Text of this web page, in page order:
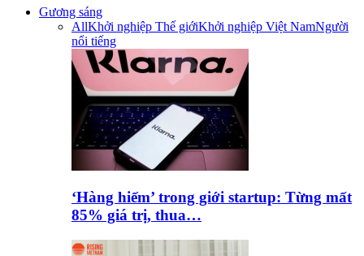
Gương sáng
AllKhởi nghiệp Thế giớiKhởi nghiệp Việt NamNgười
nổi tiếng
‘Hàng hiếm’ trong giới startup: Từng mất
85% giá trị, thua…